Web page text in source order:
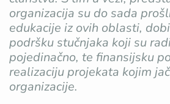
organizacija su do sada
edukacije iz ovih oblasti,
podršku stučnjaka koji su
pojedinačno, te finansijsku
realizaciju projekata kojim
organizacije.